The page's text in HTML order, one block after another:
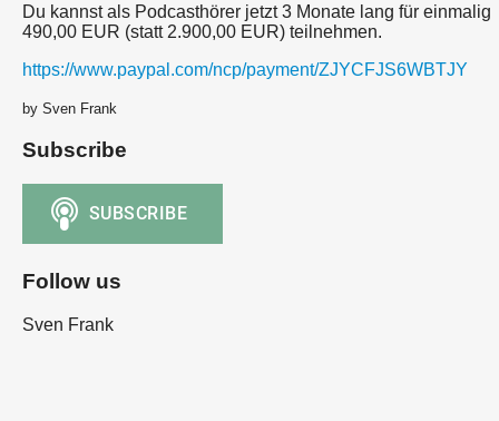
Du kannst als Podcasthörer jetzt 3 Monate lang für einmalig
490,00 EUR (statt 2.900,00 EUR) teilnehmen.
https://www.paypal.com/ncp/payment/ZJYCFJS6WBTJY
by Sven Frank
Subscribe
Follow us
Sven Frank